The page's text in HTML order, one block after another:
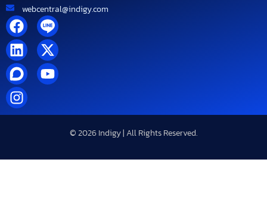
webcentral@indigy.com
© 2026 Indigy | All Rights Reserved.